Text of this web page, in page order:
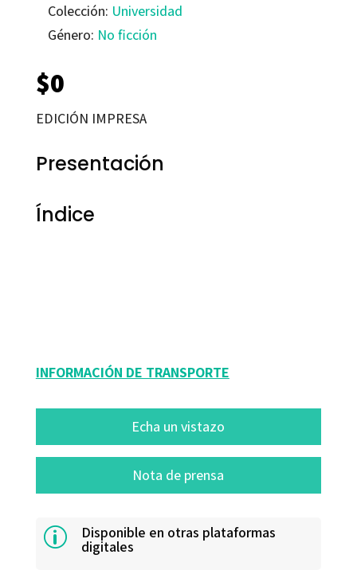
Colección: Universidad
Género: No ficción
$0
EDICIÓN IMPRESA
Presentación
Índice
INFORMACIÓN DE TRANSPORTE
Echa un vistazo
Nota de prensa
p Disponible en otras plataformas
digitales